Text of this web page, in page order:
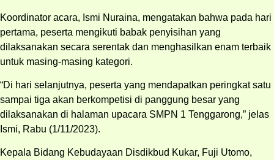
Koordinator acara, Ismi Nuraina, mengatakan bahwa pada hari
pertama, peserta mengikuti babak penyisihan yang
dilaksanakan secara serentak dan menghasilkan enam terbaik
untuk masing-masing kategori.
“Di hari selanjutnya, peserta yang mendapatkan peringkat satu
sampai tiga akan berkompetisi di panggung besar yang
dilaksanakan di halaman upacara SMPN 1 Tenggarong,” jelas
Ismi, Rabu (1/11/2023).
Kepala Bidang Kebudayaan Disdikbud Kukar, Fuji Utomo,